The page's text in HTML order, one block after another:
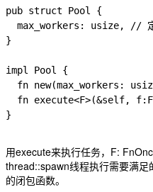
pub struct Pool {
max_workers: usize, //
}
impl Pool {
fn new(max_workers:
fn execute<F>(&self,
}
用execute来执行任务， F:
thread::spawn线程执行需要满
的闭包函数。